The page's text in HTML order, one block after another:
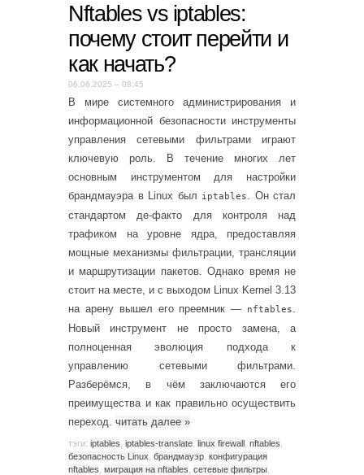
Nftables vs iptables:
почему стоит перейти и
как начать?
06.06.2025 – 08:45
В мире системного администрирования и
информационной безопасности инструменты
управления сетевыми фильтрами играют
ключевую роль. В течение многих лет
основным инструментом для настройки
брандмауэра в Linux был iptables. Он стал
стандартом де-факто для контроля над
трафиком на уровне ядра, предоставляя
мощные механизмы фильтрации, трансляции
и маршрутизации пакетов. Однако время не
стоит на месте, и с выходом Linux Kernel 3.13
на арену вышел его преемник —
nftables.
Новый инструмент не просто замена, а
полноценная эволюция подхода к
управлению сетевыми фильтрами.
Разберёмся, в чём заключаются его
преимущества и как правильно осуществить
переход. читать далее »
тэги: iptables iptables-translate linux firewall nftables
безопасность Linux брандмауэр конфигурация
nftables миграция на nftables сетевые фильтры